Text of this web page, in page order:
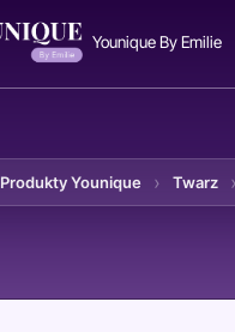
Younique By Emilie
Produkty Younique Twarz